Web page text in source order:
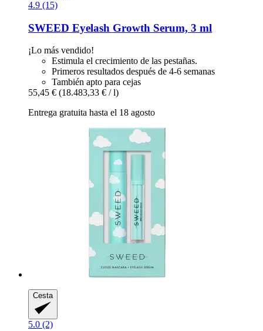
4.9 (15)
SWEED Eyelash Growth Serum, 3 ml
¡Lo más vendido!
Estimula el crecimiento de las pestañas.
Primeros resultados después de 4-6 semanas
También apto para cejas
55,45 € (18.483,33 € / l)
Entrega gratuita hasta el 18 agosto
Cesta
5.0 (2)